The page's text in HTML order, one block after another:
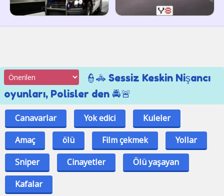
👮🚓 Sessiz Keskin Nişancı
oyunları, Polisler den 🚔🚨
Canavarlar Yok edici
Kuleler
Amaç
ölü Film çekmek
Yollar
Sniper
Cinayetler
Ölü yaşayan
Kafalar